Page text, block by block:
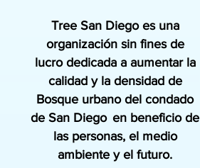
Tree San Diego es una
organización sin fines de
lucro dedicada a aumentar la
calidad y la densidad de
Bosque urbano del condado
de San Diego en beneficio de
las personas, el medio
ambiente y el futuro.